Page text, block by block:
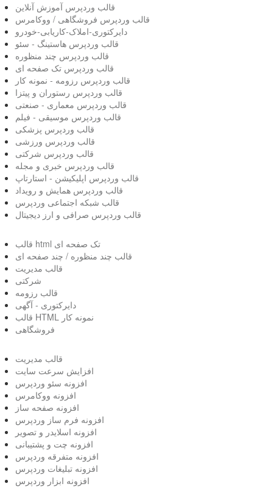
قالب وردپرس آموزش آنلاین
قالب وردپرس فروشگاهی / ووکامرس
دایرکتوری-املاک-کاریابی-خودرو
قالب وردپرس هاستینگ - سئو
قالب وردپرس چند منظوره
قالب وردپرس تک صفحه ای
قالب وردپرس رزومه - نمونه کار
قالب وردپرس رستوران و پیتزا
قالب وردپرس معماری - صنعتی
قالب وردپرس موسیقی - فیلم
قالب وردپرس پزشکی
قالب وردپرس ورزشی
قالب وردپرس شرکتی
قالب وردپرس خبری و مجله
قالب وردپرس اپلیکیشن - استارتاپ
قالب وردپرس همایش و رویداد
قالب شبکه اجتماعی وردپرس
قالب وردپرس صرافی و ارز دیجیتال
قالب html تک صفحه ای
قالب چند منظوره / چند صفحه ای
قالب مدیریت
شرکتی
قالب رزومه
دایرکتوری - آگهی
قالب HTML نمونه کار
فروشگاهی
قالب مدیریت
افزایش سرعت سایت
افزونه سئو وردپرس
افزونه ووکامرس
افزونه صفحه ساز
افزونه فرم ساز وردپرس
افزونه اسلایدر و تصویر
افزونه چت و پشتیبانی
افزونه متفرقه وردپرس
افزونه تبلیغات وردپرس
افزونه ابزار وردپرس